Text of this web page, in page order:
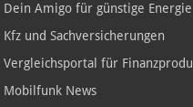
Dein Amigo für günstige Energie
Kfz und Sachversicherungen
Vergleichsportal für
Mobilfunk News